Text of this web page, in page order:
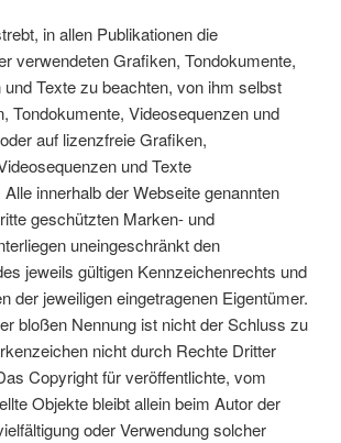
in allen Publikationen die
verwendeten Grafiken, Tondokumente,
Texte zu beachten, von ihm selbst
Tondokumente, Videosequenzen und
auf lizenzfreie Grafiken,
und Texte
innerhalb der Webseite genannten
geschützten Marken- und
uneingeschränkt den
jeweils gültigen Kennzeichenrechts und
der jeweiligen eingetragenen Eigentümer.
bloßen Nennung ist nicht der Schluss zu
nicht durch Rechte Dritter
Copyright für veröffentlichte, vom
Objekte bleibt allein beim Autor der
oder Verwendung solcher